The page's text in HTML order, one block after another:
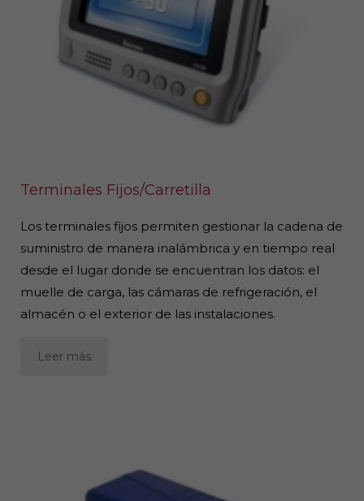
Terminales Fijos/Carretilla
Los terminales fijos permiten gestionar la cadena de
suministro de manera inalámbrica y en tiempo real
desde el lugar donde se encuentran los datos: el
muelle de carga, las cámaras de refrigeración, el
almacén o el exterior de las instalaciones.
Leer más